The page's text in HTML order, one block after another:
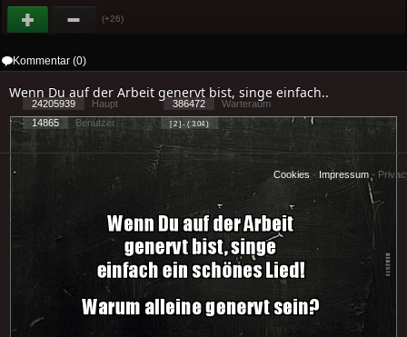
(+26)
Kommentar (0)
Wenn Du auf der Arbeit genervt bist, singe einfach..
24205939 Haupt 386472
Warteraum
14865
Benutzer [ 2 ] - ( 3.04 )
Cookies - Impressum -